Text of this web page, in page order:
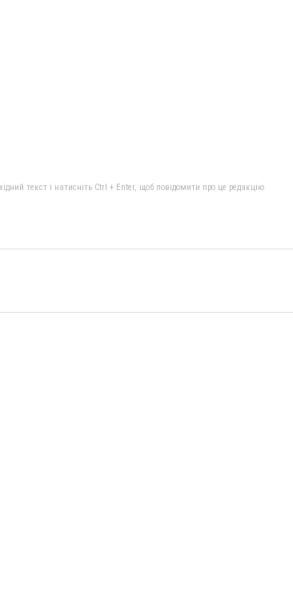
текст і натисніть Ctrl + Enter, щоб повідомити про це редакцію